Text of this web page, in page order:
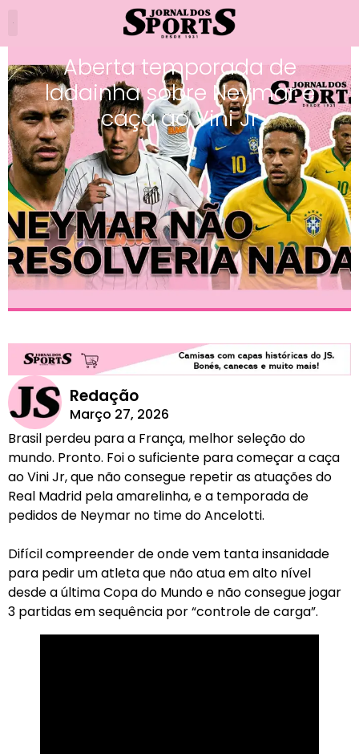
Aberta temporada de
ladainha sobre Neymar e
caça ao Vini Jr
Redação
Março 27, 2026
Brasil perdeu para a França, melhor seleção do
mundo. Pronto. Foi o suficiente para começar a caça
ao Vini Jr, que não consegue repetir as atuações do
Real Madrid pela amarelinha, e a temporada de
pedidos de Neymar no time do Ancelotti.
Difícil compreender de onde vem tanta insanidade
para pedir um atleta que não atua em alto nível
desde a última Copa do Mundo e não consegue jogar
3 partidas em sequência por “controle de carga”.